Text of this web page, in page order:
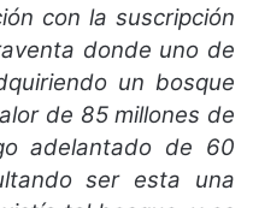
con la suscripción
donde uno de
un bosque
de 85 millones de
adelantado de 60
ser esta una